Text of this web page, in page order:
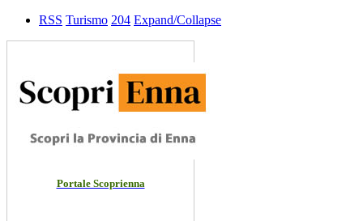
RSS Turismo 204 Expand/Collapse
Portale Scoprienna